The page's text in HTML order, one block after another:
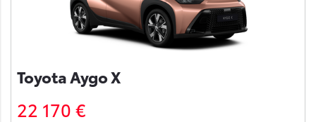
Toyota Aygo X
22 170 €